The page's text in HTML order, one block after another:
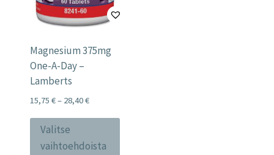
Magnesium 375mg
One-A-Day –
Lamberts
15,75 €– 28,40€Price
through
Valitse
vaihtoehdoista